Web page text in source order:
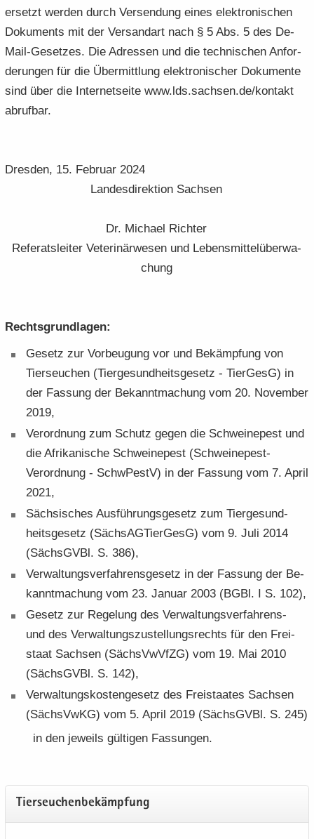
er­setzt wer­den durch Ver­sen­dung eines elek­tro­ni­schen
Do­ku­ments mit der Ver­sand­art nach § 5 Abs. 5 des De-​
Mail-Gesetzes. Die Adres­sen und die tech­ni­schen An­for­
de­run­gen für die Über­mitt­lung elek­tro­ni­scher Do­ku­men­te
sind über die In­ter­net­sei­te www.lds.sach­sen.de/kon­takt
ab­ruf­bar.
Dres­den, 15. Fe­bru­ar 2024
Lan­des­di­rek­ti­on Sach­sen
Dr. Mi­cha­el Rich­ter
Re­fe­rats­lei­ter Ve­te­ri­när­we­sen und Le­bens­mit­tel­über­wa­
chung
Rechts­grund­la­gen:
Ge­setz zur Vor­beu­gung vor und Be­kämp­fung von
Tier­seu­chen (Tier­ge­sund­heits­ge­setz - Tier­GesG) in
der Fas­sung der Be­kannt­ma­chung vom 20. No­vem­ber
2019,
Ver­ord­nung zum Schutz gegen die Schwei­ne­pest und
die Afri­ka­ni­sche Schwei­ne­pest (Schweinepest-​
Verordnung - SchwPestV) in der Fas­sung vom 7. April
2021,
Säch­si­sches Aus­füh­rungs­ge­setz zum Tier­ge­sund­
heits­ge­setz (Säch­s­AG­Tier­GesG) vom 9. Juli 2014
(Sächs­GVBl. S. 386),
Ver­wal­tungs­ver­fah­rens­ge­setz in der Fas­sung der Be­
kannt­ma­chung vom 23. Ja­nu­ar 2003 (BGBl. I S. 102),
Ge­setz zur Re­ge­lung des Verwaltungsverfahrens-​
und des Ver­wal­tungs­zu­stel­lungs­rechts für den Frei­
staat Sach­sen (Sächs­VwVfZG) vom 19. Mai 2010
(Sächs­GVBl. S. 142),
Ver­wal­tungs­kos­ten­ge­setz des Frei­staa­tes Sach­sen
(Sächs­VwKG) vom 5. April 2019 (Sächs­GVBl. S. 245)
in den je­weils gül­ti­gen Fas­sun­gen.
Tier­seu­chen­be­kämp­fung